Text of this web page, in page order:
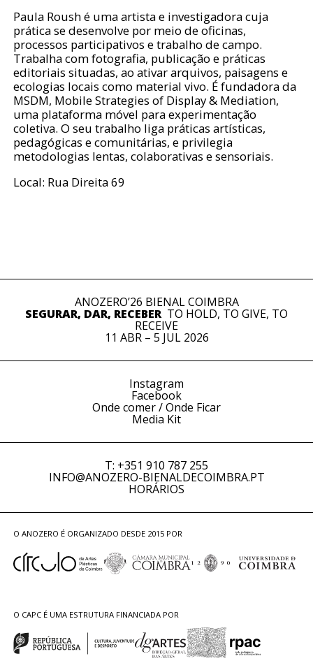
Paula Roush é uma artista e investigadora cuja
prática se desenvolve por meio de oficinas,
processos participativos e trabalho de campo.
Trabalha com fotografia, publicação e práticas
editoriais situadas, ao ativar arquivos, paisagens e
ecologias locais como material vivo. É fundadora da
MSDM, Mobile Strategies of Display & Mediation,
uma plataforma móvel para experimentação
coletiva. O seu trabalho liga práticas artísticas,
pedagógicas e comunitárias, e privilegia
metodologias lentas, colaborativas e sensoriais.
Local: Rua Direita 69
ANOZERO’26 BIENAL COIMBRA
SEGURAR, DAR, RECEBERTO HOLD, TO GIVE, TO
RECEIVE
11 ABR – 5 JUL 2026
Instagram
Facebook
Onde comer / Onde Ficar
Media Kit
T: +351 910 787 255
INFO@ANOZERO-BIENALDECOIMBRA.PT
HORÁRIOS
O ANOZERO É ORGANIZADO DESDE 2015 POR
O CAPC É UMA ESTRUTURA FINANCIADA POR